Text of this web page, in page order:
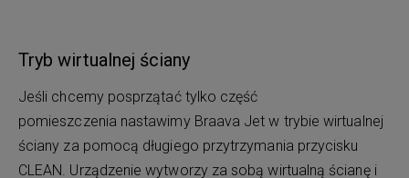
Tryb wirtualnej ściany
Jeśli chcemy posprzątać tylko część
pomieszczenia nastawimy Braava Jet w trybie wirtualnej
ściany za pomocą długiego przytrzymania przycisku
CLEAN. Urządzenie wytworzy za sobą wirtualną ścianę i